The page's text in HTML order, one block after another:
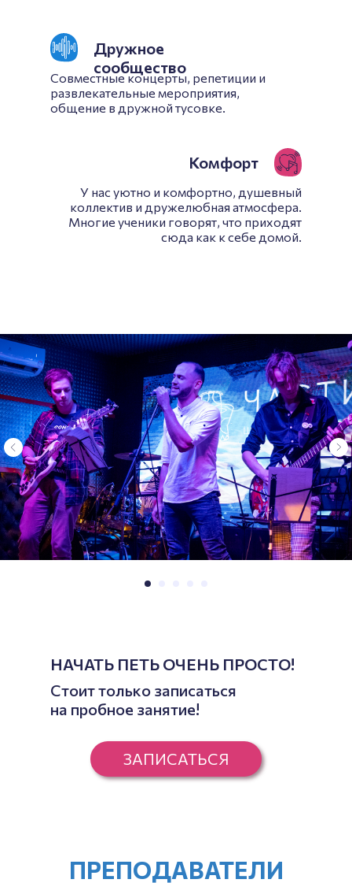
Дружное
сообщество
Совместные концерты, репетиции и
развлекательные мероприятия,
общение в дружной тусовке.
Комфорт
У нас уютно и комфортно, душевный
коллектив и дружелюбная атмосфера.
Многие ученики говорят, что приходят
сюда как к себе домой.
НАЧАТЬ ПЕТЬ ОЧЕНЬ ПРОСТО!
Стоит только записаться
на пробное занятие!
ЗАПИСАТЬСЯ
ПРЕПОДАВАТЕЛИ